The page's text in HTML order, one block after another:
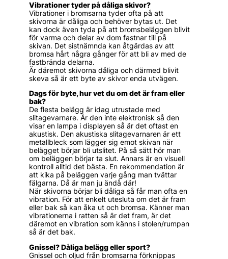
Vibrationer tyder på dåliga skivor?
Vibrationer i bromsarna tyder ofta på att
skivorna är dåliga och behöver bytas ut. Det
kan dock även tyda på att bromsbeläggen blivit
för varma och delar av dom fastnar till på
skivan. Det sistnämnda kan åtgärdas av att
bromsa hårt några gånger för att bli av med de
fastbrända delarna.
Är däremot skivorna dåliga och därmed blivit
skeva så är ett byte av skivor enda utvägen.
Dags för byte, hur vet du om det är fram eller
bak?
De flesta belägg är idag utrustade med
slitagevarnare. Är den inte elektronisk så den
visar en lampa i displayen så är det oftast en
akustisk. Den akustiska slitagevarnaren är ett
metallbleck som lägger sig emot skivan när
belägget börjar bli utslitet. På så sätt hör man
om beläggen börjar ta slut. Annars är en visuell
kontroll alltid det bästa. En rekommendation är
att kika på beläggen varje gång man tvättar
fälgarna. Då är man ju ändå där!
När skivorna börjar bli dåliga så får man ofta en
vibration. För att enkelt utesluta om det är fram
eller bak så kan åka ut och bromsa. Känner man
vibrationerna i ratten så är det fram, är det
däremot en vibration som känns i stolen/rumpan
så är det bak.
Gnissel? Dåliga belägg eller sport?
Gnissel och oljud från bromsarna förknippas